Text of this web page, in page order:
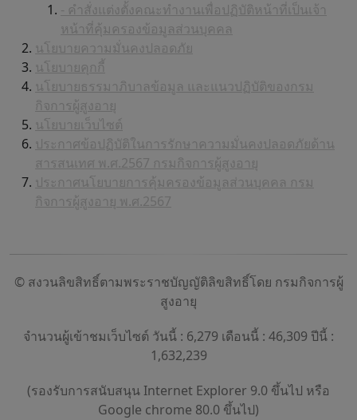
- คำสั่งแต่งตั้งคณะทำงานเพื่อปฏิบัติหน้าที่เป็นเจ้า
หน้าที่คุ้มครองข้อมูลส่วนบุคคล
นโยบายความมั่นคงปลอดภัย
นโยบายคุกกี้
นโยบายธรรมาภิบาลข้อมูล และแนวปฏิบัติของกรม
กิจการผู้สูงอายุ
นโยบายเว็บไซต์
ประกาศข้อปฏิบัติในการรักษาความมั่นคงปลอดภัยด้าน
สารสนเทศ พ.ศ.2567 กรมกิจการผู้สูงอายุ
ประกาศนโยบายการคุ้มครองข้อมูลส่วนบุคคล กรม
กิจการผู้สูงอายุ พ.ศ.2567
© สงวนลิขสิทธิ์ตามพระราชบัญญัติลิขสิทธิ์โดย กรมกิจการผู้
สูงอายุ
จำนวนผู้เข้าชมเว็บไซต์ วันนี้ : 6,279 เดือนนี้ : 46,309 ปีนี้ :
1,632,239
(รองรับการสนับสนุน Internet Explorer 9.0 ขึ้นไป หรือ
Google chrome 80.0 ขึ้นไป)